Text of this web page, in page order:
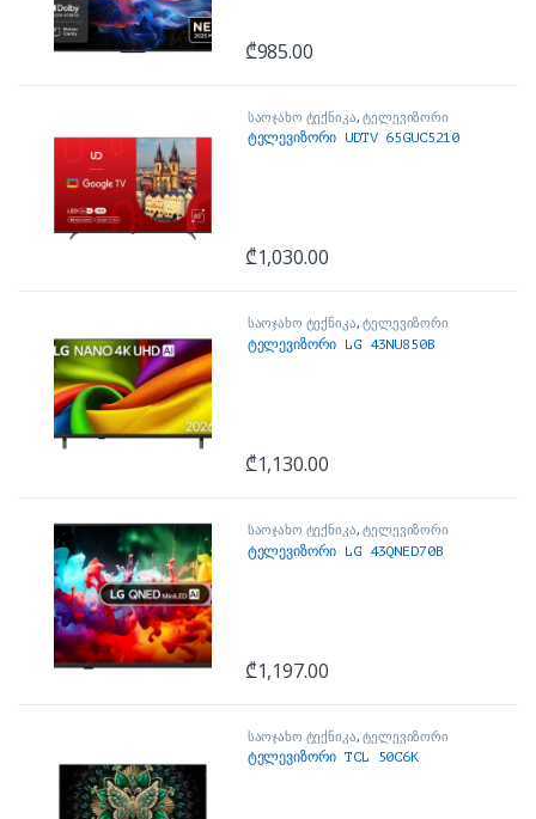
₾985.00
საოჯახო ტექნიკა,ტელევიზორი
ტელევიზორი UDTV 65GUC5210
₾1,030.00
საოჯახო ტექნიკა,ტელევიზორი
ტელევიზორი LG 43NU850B
₾1,130.00
საოჯახო ტექნიკა,ტელევიზორი
ტელევიზორი LG 43QNED70B
₾1,197.00
საოჯახო ტექნიკა,ტელევიზორი
ტელევიზორი TCL 50C6K